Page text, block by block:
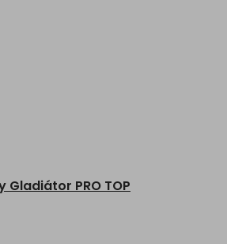
Gladiátor PRO TOP